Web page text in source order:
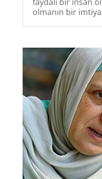
olmanın bir